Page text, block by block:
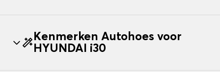
Kenmerken Autohoes voor
HYUNDAI i30